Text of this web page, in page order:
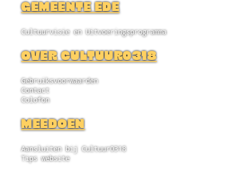
GEMEENTE EDE
Cultuurvisie en Uitvoeringsprogramma
OVER CULTUUR0318
Gebruiksvoorwaarden
Contact
Colofon
MEEDOEN
Aansluiten bij Cultuur0318
Tips website